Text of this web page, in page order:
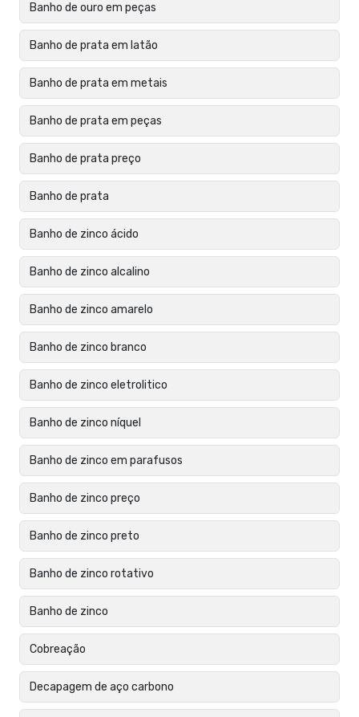
Banho de ouro em peças
Banho de prata em latão
Banho de prata em metais
Banho de prata em peças
Banho de prata preço
Banho de prata
Banho de zinco ácido
Banho de zinco alcalino
Banho de zinco amarelo
Banho de zinco branco
Banho de zinco eletrolitico
Banho de zinco níquel
Banho de zinco em parafusos
Banho de zinco preço
Banho de zinco preto
Banho de zinco rotativo
Banho de zinco
Cobreação
Decapagem de aço carbono